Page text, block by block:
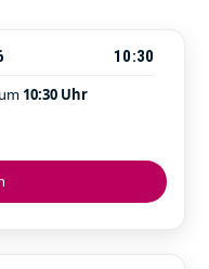
10:30
um 10:30 Uhr